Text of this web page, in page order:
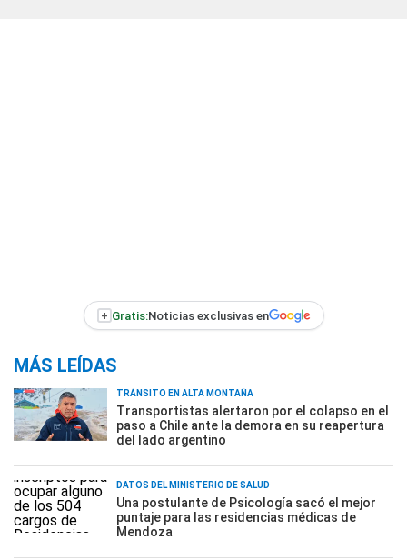
+ Gratis:Noticias exclusivas en
MÁS LEÍDAS
TRÁNSITO EN ALTA MONTAÑA
Transportistas alertaron por el colapso en el
paso a Chile ante la demora en su reapertura
del lado argentino
DATOS DEL MINISTERIO DE SALUD
Una postulante de Psicología sacó el mejor
puntaje para las residencias médicas de
Mendoza